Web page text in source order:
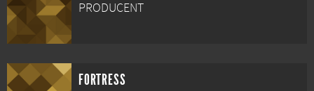
PRODUCENT
FORTRESS